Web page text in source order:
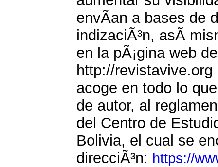
envÃ­an a bases de
indizaciÃ³n, asÃ­
en la pÃ¡gina web
http://
acoge en todo lo
de autor, al
del Centro de
Bolivia, el cual se
direcciÃ³n: https://